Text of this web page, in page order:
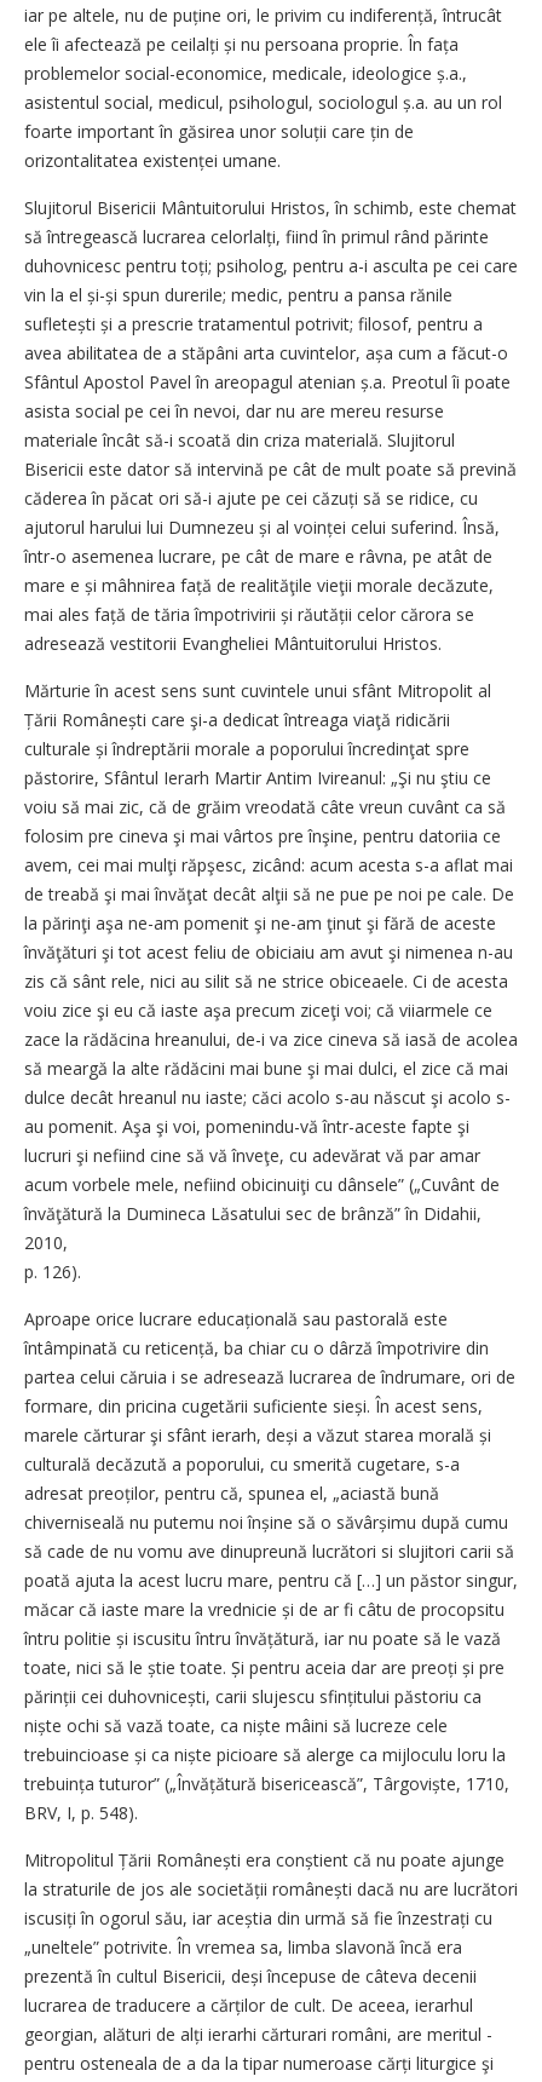
iar pe altele, nu de puține ori, le privim cu indi­ferență, întrucât
ele îi afectează pe ceilalți și nu persoana proprie. În fața
problemelor social-economice, medicale, ideologice ș.a.,
asistentul social, medicul, psihologul, sociologul ș.a. au un rol
foarte important în găsirea unor soluții care țin de
orizontalitatea existenței umane.
Slujitorul Bisericii Mântuitorului Hristos, în schimb, este chemat
să întregească lucrarea celorlalți, fiind în primul rând părinte
duhovnicesc pentru toți; psiholog, pentru a-i asculta pe cei care
vin la el și-și spun durerile; medic, pentru a pansa rănile
sufletești și a prescrie tratamentul potrivit; filosof, pentru a
avea abilitatea de a stăpâni arta cuvintelor, așa cum a făcut-o
Sfântul Apostol Pavel în areopagul atenian ș.a. Preotul îi poate
asista social pe cei în nevoi, dar nu are mereu resurse
materiale încât să-i scoată din criza materială. Slujitorul
Bisericii este dator să intervină pe cât de mult poate să prevină
căderea în păcat ori să-i ajute pe cei căzuți să se ridice, cu
ajutorul harului lui Dumnezeu și al voinței celui suferind. Însă,
într-o asemenea lucrare, pe cât de mare e râvna, pe atât de
mare e și mâhnirea față de realităţile vieţii morale decăzute,
mai ales față de tăria împotrivirii și răutății celor cărora se
adresează vestitorii Evangheliei Mântuitorului Hristos.
Mărturie în acest sens sunt cuvintele unui sfânt Mitropolit al
Țării Românești care şi-a dedicat întreaga viaţă ridicării
culturale și îndreptării morale a poporului încredinţat spre
păstorire, Sfântul Ierarh Martir Antim Ivireanul: „Şi nu ştiu ce
voiu să mai zic, că de grăim vreodată câte vreun cuvânt ca să
folosim pre cineva şi mai vârtos pre înşine, pentru datoriia ce
avem, cei mai mulţi răpşesc, zicând: acum acesta s-a aflat mai
de treabă şi mai învăţat decât alţii să ne pue pe noi pe cale. De
la părinţi aşa ne-am pomenit şi ne-am ţinut şi fără de aceste
învăţături şi tot acest feliu de obiciaiu am avut şi nimenea n-au
zis că sânt rele, nici au silit să ne strice obiceaele. Ci de acesta
voiu zice şi eu că iaste aşa precum ziceţi voi; că viiarmele ce
zace la rădăcina hreanului, de-i va zice cineva să iasă de acolea
să meargă la alte rădăcini mai bune şi mai dulci, el zice că mai
dulce decât hreanul nu iaste; căci acolo s-au născut şi acolo s-
au pomenit. Aşa şi voi, pomenindu-vă într-a­ceste fapte şi
lucruri şi nefiind cine să vă înveţe, cu adevărat vă par amar
acum vorbele mele, nefiind obicinuiţi cu dânsele” („Cuvânt de
învăţătură la Dumineca Lăsatului sec de brânză” în Didahii,
2010, ­
p. 126).
Aproape orice lucrare educați­o­na­lă sau pastorală este
întâmpinată cu reticență, ba chiar cu o dârză împotrivire din
partea celui căruia i se adresează lucrarea de îndrumare, ori de
formare, din pricina cugetării suficiente sieși. În acest sens,
marele cărturar şi sfânt ierarh, deși a văzut starea morală și
culturală decăzută a poporului, cu smerită cugetare, s-a
adresat preoților, pentru că, spunea el, „aciastă bună
chiverniseală nu putemu noi înșine să o săvârșimu după cumu
să cade de nu vomu ave dinupreună lucrători si slujitori carii să
poată ajuta la acest lucru mare, pentru că […] un păstor singur,
măcar că iaste mare la vrednicie și de ar fi câtu de procopsitu
întru politie și iscusitu întru învățătură, iar nu poate să le vază
toate, nici să le știe toate. Și pentru aceia dar are preoți și pre
părinții cei duhovnicești, carii slujescu sfințitului păstoriu ca
niște ochi să vază toate, ca niște mâini să lucreze cele
trebuincioase și ca niște picioare să alerge ca mijloculu loru la
trebuința tuturor” („Învățătură bisericească”, Târgoviște, 1710,
BRV, I, p. 548).
Mitropolitul Țării Românești era conștient că nu poate ajunge
la straturile de jos ale societății ro­mânești dacă nu are lucrători
iscu­siți în ogorul său, iar aceștia din urmă să fie înzestrați cu
„uneltele” potrivite. În vremea sa, limba slavonă încă era
prezentă în cultul Bisericii, deși începuse de câteva decenii
lucrarea de traducere a cărților de cult. De aceea, ierarhul
georgian, alături de alți ierarhi căr­­turari români, are meritul ­
pen­tru osteneala de a da la tipar numeroase cărți liturgice şi